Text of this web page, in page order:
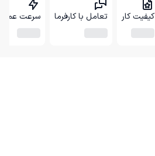
کیفیت کار تعامل با کارفرما سرعت عمل